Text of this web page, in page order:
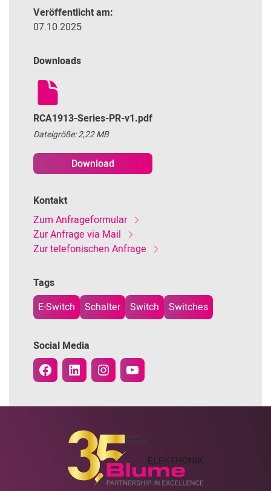
Veröffentlicht am:
07.10.2025
Downloads
RCA1913-Series-PR-v1.pdf
Dateigröße: 2,22 MB
Download
Kontakt
Zum Anfrageformular
Zur Anfrage via Mail
Zur telefonischen Anfrage
Tags
E-Switch
Schalter Switch Switches
Social Media